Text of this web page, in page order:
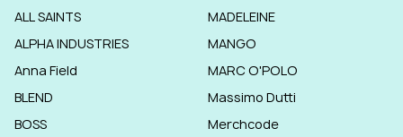
ALL SAINTS
ALPHA INDUSTRIES
Anna Field
BLEND
BOSS
MADELEINE
MANGO
MARC O'POLO
Massimo Dutti
Merchcode